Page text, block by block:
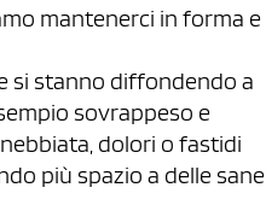
mantenerci in forma e
si stanno diffondendo a
sovrappeso e
dolori o fastidi
più spazio a delle sane